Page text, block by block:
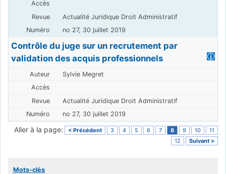
Actualité Juridique Droit Administratif
no 27, 30 juillet 2019
Contrôle du juge sur un recrutement par
validation des acquis professionnels
Sylvie Megret
Actualité Juridique Droit Administratif
no 27, 30 juillet 2019
Aller à la page: < Précédent 3 4 5 6 7 8 9 10
11
12
Suivant >
Mots-clés